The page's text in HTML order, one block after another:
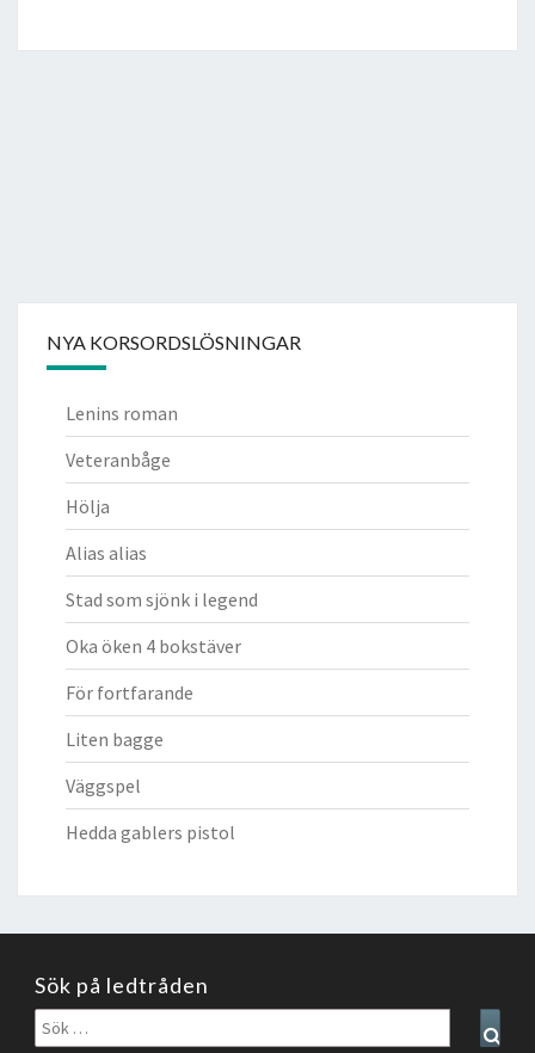
NYA KORSORDSLÖSNINGAR
Lenins roman
Veteranbåge
Hölja
Alias alias
Stad som sjönk i legend
Oka öken 4 bokstäver
För fortfarande
Liten bagge
Väggspel
Hedda gablers pistol
Sök på ledtråden
Sök
efter: